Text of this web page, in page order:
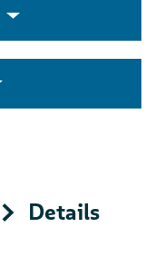
Details